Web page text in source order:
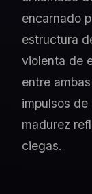
encarnado
estructura
violenta de
entre
impulsos
madurez
ciegas.